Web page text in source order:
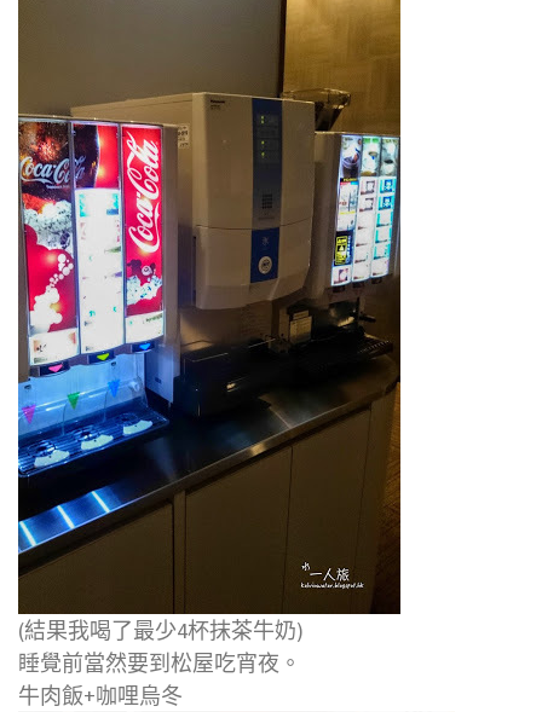
(結果我喝了最少4杯抹茶牛奶)
睡覺前當然要到松屋吃宵夜。
牛肉飯+咖哩烏冬